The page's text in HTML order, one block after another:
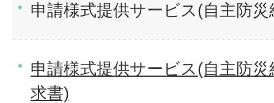
申請様式提供サービス(自主防
申請様式提供サービス(自主防
求書)